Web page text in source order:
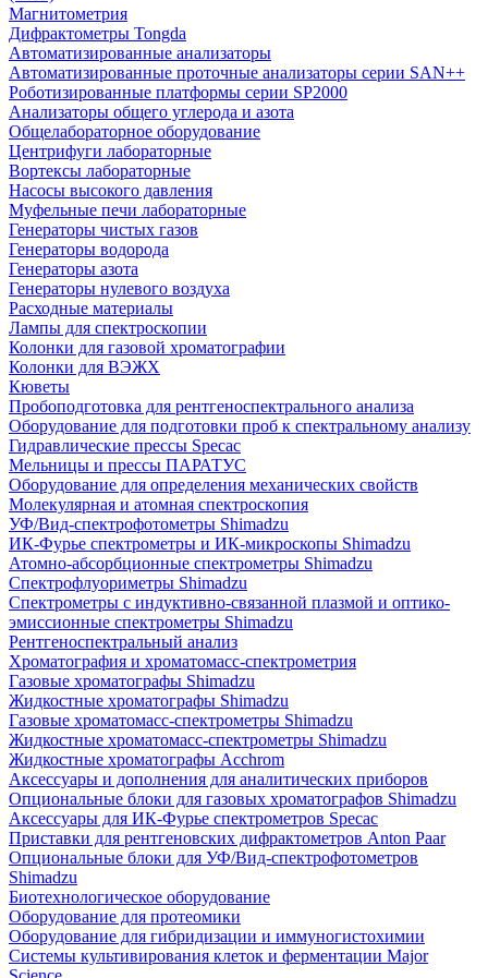
Магнитометрия
Дифрактометры Tongda
Автоматизированные анализаторы
Автоматизированные проточные анализаторы серии SAN++
Роботизированные платформы серии SP2000
Анализаторы общего углерода и азота
Общелабораторное оборудование
Центрифуги лабораторные
Вортексы лабораторные
Насосы высокого давления
Муфельные печи лабораторные
Генераторы чистых газов
Генераторы водорода
Генераторы азота
Генераторы нулевого воздуха
Расходные материалы
Лампы для спектроскопии
Колонки для газовой хроматографии
Колонки для ВЭЖХ
Кюветы
Пробоподготовка для рентгеноспектрального анализа
Оборудование для подготовки проб к спектральному анализу
Гидравлические прессы Specac
Мельницы и прессы ПАРАТУС
Оборудование для определения механических свойств
Молекулярная и атомная спектроскопия
УФ/Вид-спектрофотометры Shimadzu
ИК-Фурье спектрометры и ИК-микроскопы Shimadzu
Атомно-абсорбционные спектрометры Shimadzu
Спектрофлуориметры Shimadzu
Спектрометры с индуктивно-связанной плазмой и оптико-
эмиссионные спектрометры Shimadzu
Рентгеноспектральный анализ
Хроматография и хроматомасс-спектрометрия
Газовые хроматографы Shimadzu
Жидкостные хроматографы Shimadzu
Газовые хроматомасс-спектрометры Shimadzu
Жидкостные хроматомасс-спектрометры Shimadzu
Жидкостные хроматографы Acchrom
Аксессуары и дополнения для аналитических приборов
Опциональные блоки для газовых хроматографов Shimadzu
Аксессуары для ИК-Фурье спектрометров Specac
Приставки для рентгеновских дифрактометров Anton Paar
Опциональные блоки для УФ/Вид-спектрофотометров
Shimadzu
Биотехнологическое оборудование
Оборудование для протеомики
Оборудование для гибридизации и иммуногистохимии
Системы культивирования клеток и ферментации Major